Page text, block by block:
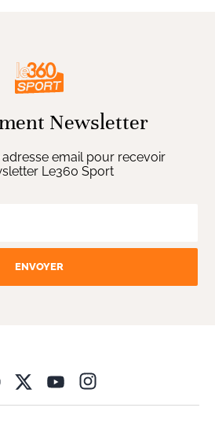
Newsletter
adresse email pour recevoir
Le360 Sport
ENVOYER